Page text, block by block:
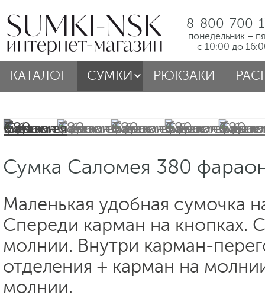
8-800-700-
понедельник –
с 10:00 до
КАТАЛОГ СУМКИ РЮКЗАКИ
Сумка Саломея 380
Маленькая удобная сумочка
Спереди карман на кнопках.
молнии. Внутри карман-
отделения + карман на
молнии.